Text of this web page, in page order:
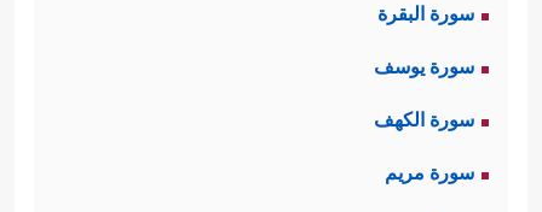
سورة البقرة
سورة يوسف
سورة الكهف
سورة مريم